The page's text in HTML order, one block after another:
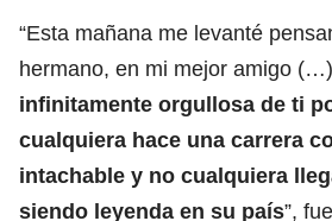
“Esta mañana me levanté
hermano, en mi mejor amigo
infinitamente orgullosa de ti
cualquiera hace una carrera
intachable y no cualquiera
siendo leyenda en su país”,